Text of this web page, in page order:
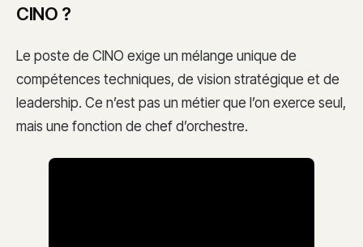
CINO ?
Le poste de CINO exige un mélange unique de
compétences techniques, de vision stratégique et de
leadership. Ce n’est pas un métier que l’on exerce seul,
mais une fonction de chef d’orchestre.